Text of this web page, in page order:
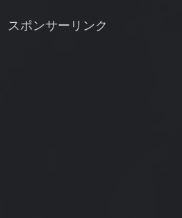
でに海水
付くとカウンターの累計アク
セス数が250...
スポンサーリンク